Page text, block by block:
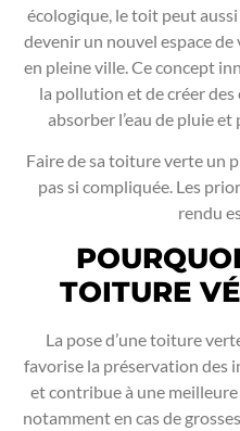
écologique, le toit peut
devenir un nouvel espace
en pleine ville. Ce concept
la pollution et de créer
absorber l’eau de pluie
Faire de sa toiture verte un
pas si compliquée. Les
rendu
TOITURE
La pose d’une toiture
favorise la préservation des
et contribue à une
notamment en cas de